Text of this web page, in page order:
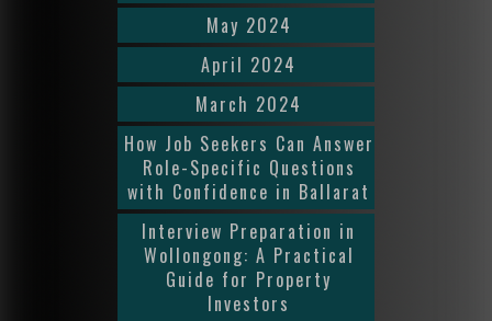
May 2024
April 2024
March 2024
How Job Seekers Can Answer
Role-Specific Questions
with Confidence in Ballarat
Interview Preparation in
Wollongong: A Practical
Guide for Property
Investors